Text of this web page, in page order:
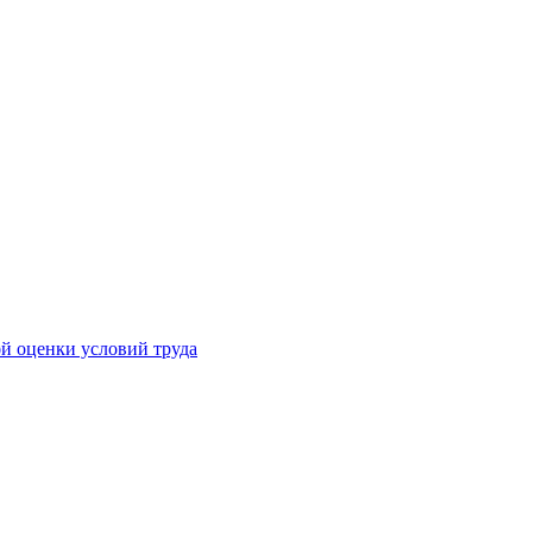
оценки условий труда